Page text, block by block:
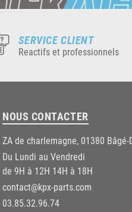
SERVICE CLIENT
Reactifs et professionnels
NOUS CONTACTER
ZA de charlemagne, 01380
Du Lundi au Vendredi
de 9H à 12H 14H à 18H
contact@kpx-parts.com
03.85.32.96.74